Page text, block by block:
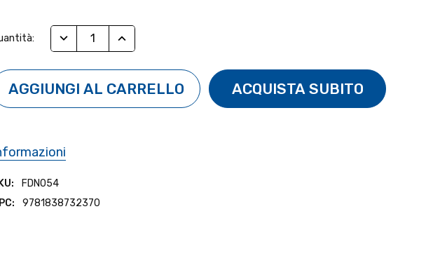
RIDUCI QUANTITÀ:AUMENTA QUANTITÀ:
FDN054
9781838732370